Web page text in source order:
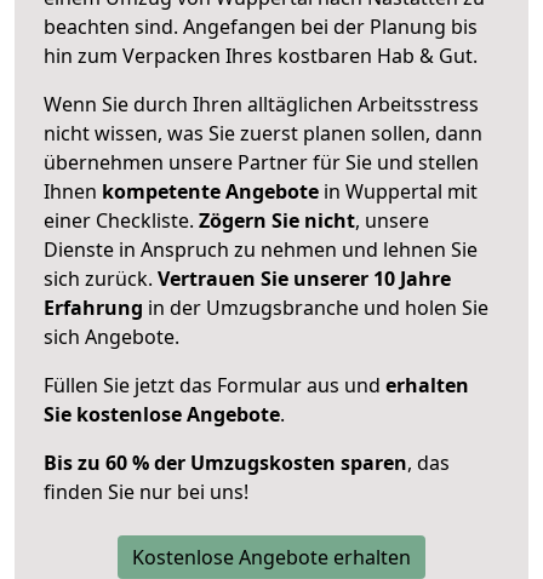
beachten sind. Angefangen bei der Planung bis
hin zum Verpacken Ihres kostbaren Hab & Gut.
Wenn Sie durch Ihren alltäglichen Arbeitsstress
nicht wissen, was Sie zuerst planen sollen, dann
übernehmen unsere Partner für Sie und stellen
Ihnen kompetente Angebote in Wuppertal mit
einer Checkliste. Zögern Sie nicht, unsere
Dienste in Anspruch zu nehmen und lehnen Sie
sich zurück. Vertrauen Sie unserer 10 Jahre
Erfahrung in der Umzugsbranche und holen Sie
sich Angebote.
Füllen Sie jetzt das Formular aus und erhalten
Sie kostenlose Angebote.
Bis zu 60 % der Umzugskosten sparen, das
finden Sie nur bei uns!
Kostenlose Angebote erhalten